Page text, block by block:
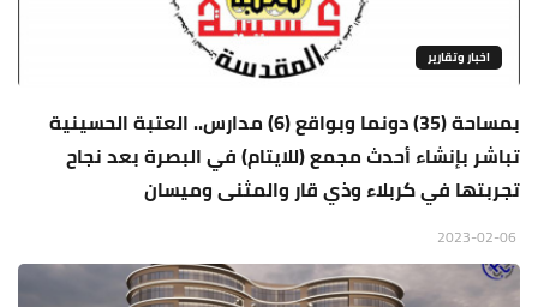
اخبار وتقارير
بمساحة (35) دونما وبواقع (6) مدارس.. العتبة الحسينية
تباشر بإنشاء أحدث مجمع (للايتام) في البصرة بعد نجاح
تجربتها في كربلاء وذي قار والمثنى وميسان